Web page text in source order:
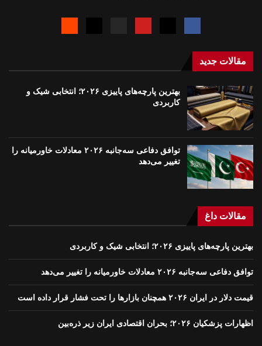
مقالات جدید
بهترین پارچه‌های پاییزی ۲۰۲۶؛ انتخابی شیک و
کاربردی
توافق دفاعی سه‌جانبه ۲۰۲۶ معادلات خاورمیانه را
تغییر می‌دهد
مقالات داغ
بهترین پارچه‌های پاییزی ۲۰۲۶؛ انتخابی شیک و کاربردی
توافق دفاعی سه‌جانبه ۲۰۲۶ معادلات خاورمیانه را تغییر می‌دهد
قیمت دلار در ایران ۲۰۲۶ همچنان بازارها را تحت فشار قرار داده است
اظهارات پزشکیان ۲۰۲۶؛ بحران اقتصادی ایران زیر ذره‌بین